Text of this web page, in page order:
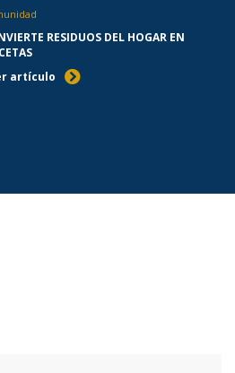
RESIDUOS DEL HOGAR EN
artículo